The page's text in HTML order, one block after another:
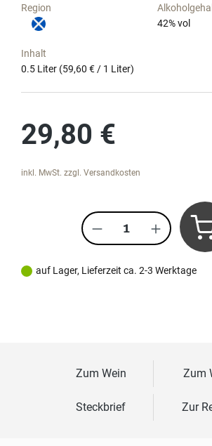
Region
42% vol
Inhalt
0.5 Liter (59,60 € / 1 Liter)
29,80 €
inkl. MwSt. zzgl. Versandkosten
Produkt Anzahl:
auf Lager, Lieferzeit ca. 2-3 Werktage
Zum Wein Zum
Steckbrief Zur